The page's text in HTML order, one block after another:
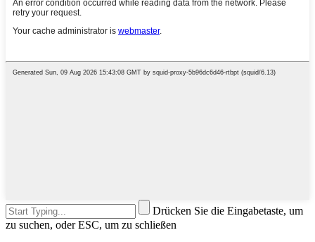
Drücken Sie die Eingabetaste, um
zu suchen, oder ESC, um zu schließen